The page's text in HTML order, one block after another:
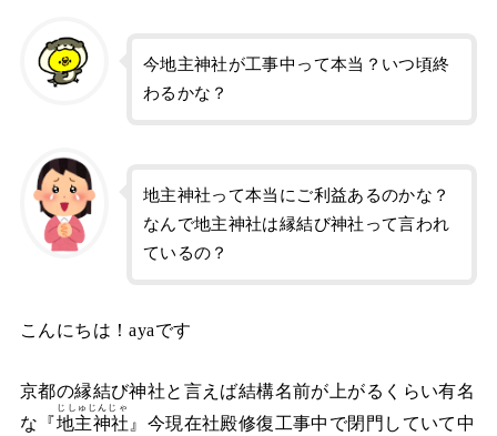
今地主神社が工事中って本当？いつ頃終
わるかな？
地主神社って本当にご利益あるのかな？
なんで地主神社は縁結び神社って言われ
ているの？
こんにちは！ayaです
京都の縁結び神社と言えば結構名前が上がるくらい有名
な『地主神社
じしゅじんじゃ
』今現在社殿修復工事中で閉門していて中